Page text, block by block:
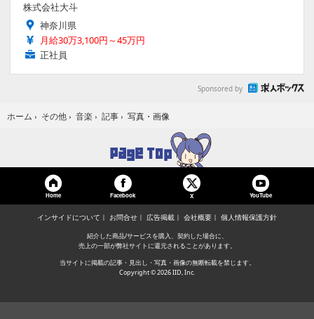
株式会社大斗
神奈川県
月給30万3,100円～45万円
正社員
Sponsored by
ホーム › その他 › 音楽 › 記事 › 写真・画像
Home Facebook X YouTube
インサイドについて お問合せ 広告掲載 会社概要 個人情報保護方針
紹介した商品/サービスを購入、契約した場合に、
売上の一部が弊社サイトに還元されることがあります。
当サイトに掲載の記事・見出し・写真・画像の無断転載を禁じます。
Copyright © 2026 IID, Inc.